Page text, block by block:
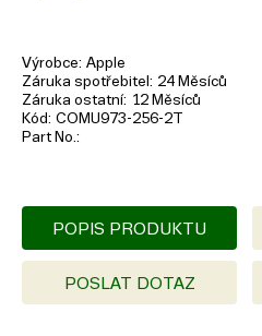
Výrobce Apple
Záruka spotřebitel
24 Měsíců
Záruka ostatní 12 Měsíců
Kód COMU973-256-2T
Part No.
POPIS PRODUKTU
POSLAT DOTAZ